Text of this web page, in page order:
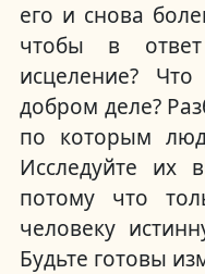
его и снова
чтобы в
исцеление?
добром деле?
по которым
Исследуйте их
потому что
человеку
Будьте готовы